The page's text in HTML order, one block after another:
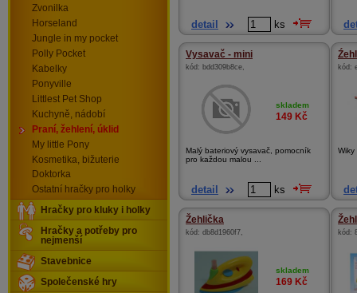
detail ks
Vysavač - mini
kód: bdd309b8ce,
skladem
149 Kč
Malý bateriový vysavač, pomocník
pro každou malou ...
detail ks
kód:
Žehlička
kód: db8d1960f7,
skladem
169 Kč
kód:
Zvonilka
Horseland
Jungle in my pocket
Polly Pocket
Kabelky
Ponyville
Littlest Pet Shop
Kuchyně, nádobí
Praní, žehlení, úklid
My little Pony
Kosmetika, bižuterie
Doktorka
Ostatní hračky pro holky
Hračky pro kluky i holky
Hračky a potřeby pro
nejmenší
Stavebnice
Společenské hry